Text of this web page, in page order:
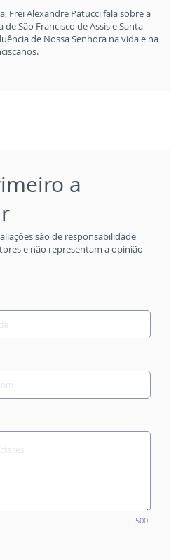
Frei Alexandre Patucci fala sobre a
São Francisco de Assis e Santa
de Nossa Senhora na vida e na
a
são de responsabilidade
e não representam a opinião
500